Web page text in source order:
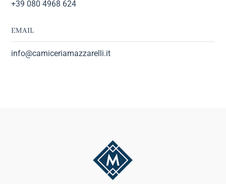
+39 080 4968 624
EMAIL
info@camiceriamazzarelli.it